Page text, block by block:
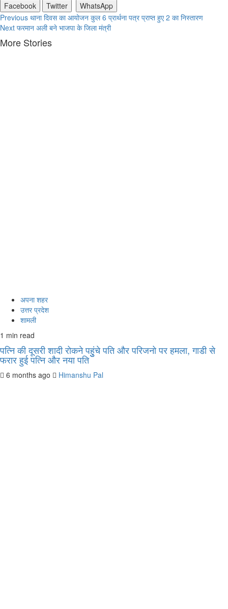
Facebook
Twitter WhatsApp
Continue
Reading
Previous थाना दिवस का आयोजन कुल 6 प्रार्थना पत्र प्राप्त हुए 2 का निस्तारण
Next फरमान अली बने भाजपा के जिला मंत्री
More Stories
अपना शहर
उत्तर प्रदेश
शामली
1 min read
पत्नि की दूसरी शादी रोकने पहुुंचे पति और परिजनो पर हमला, गाडी से
फरार हुई पत्नि और नया पति
6 months ago Himanshu Pal